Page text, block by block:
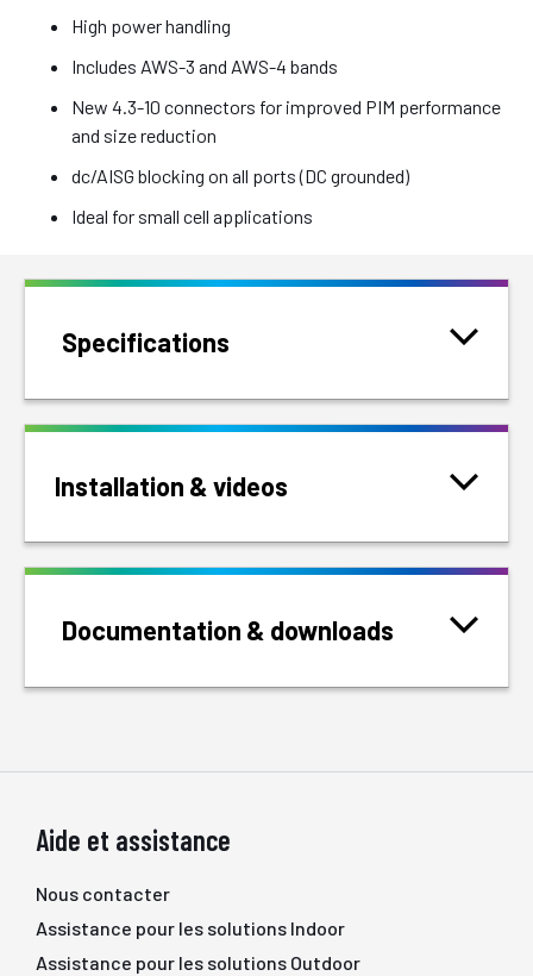
High power handling
Includes AWS-3 and AWS-4 bands
New 4.3-10 connectors for improved PIM performance
and size reduction
dc/AISG blocking on all ports (DC grounded)
Ideal for small cell applications
Specifications
Installation & videos
Documentation & downloads
Aide et assistance
Nous contacter
Assistance pour les solutions Indoor
Assistance pour les solutions Outdoor